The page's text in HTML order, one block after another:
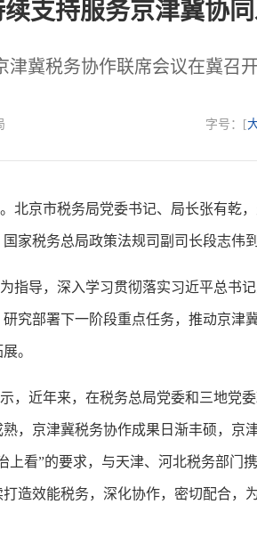
支持服务京津冀协
津冀税务协作联席会议在冀召开
字号：[
京市税务局党委书记、局长张有乾
家税务总局政策法规司副司长段志伟到
导，深入学习贯彻落实习近平总书
究部署下一阶段重点任务，推动京津
。
近年来，在税务总局党委和三地党
，京津冀税务协作成果日渐丰硕，京
上看”的要求，与天津、河北税务部门
造效能税务，深化协作，密切配合，